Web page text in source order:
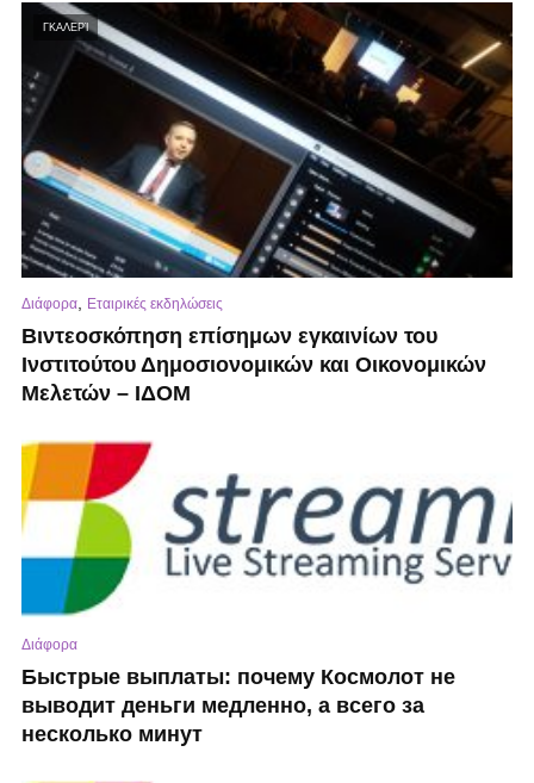
ΓΚΑΛΕΡΊ
Διάφορα Εταιρικές εκδηλώσεις
Βιντεοσκόπηση επίσημων εγκαινίων του
Ινστιτούτου Δημοσιονομικών και Οικονομικών
Μελετών – ΙΔΟΜ
Διάφορα
Быстрые выплаты: почему Космолот не
выводит деньги медленно, а всего за
несколько минут